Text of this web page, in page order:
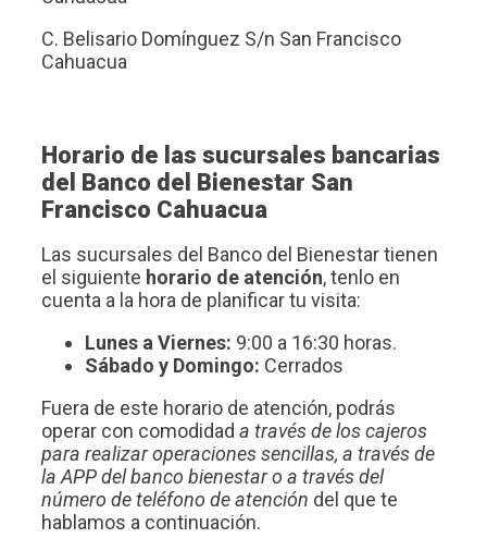
C. Belisario Domínguez S/n San Francisco
Cahuacua
Horario de las sucursales bancarias
del Banco del Bienestar San
Francisco Cahuacua
Las sucursales del Banco del Bienestar tienen
el siguiente horario de atención, tenlo en
cuenta a la hora de planificar tu visita:
Lunes a Viernes: 9:00 a 16:30 horas.
Sábado y Domingo: Cerrados
Fuera de este horario de atención, podrás
operar con comodidad a través de los cajeros
para realizar operaciones sencillas, a través de
la APP del banco bienestar o a través del
número de teléfono de atención del que te
hablamos a continuación.